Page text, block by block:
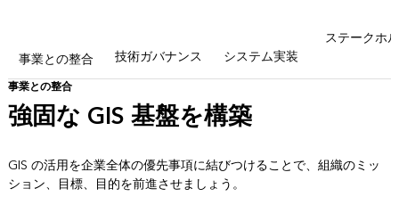
事業との整合 技術ガバナンス システム実装
ステークホ
事業との整合
強固な GIS 基盤を構築
GIS の活用を企業全体の優先事項に結びつけることで、組織のミッ
ション、目標、目的を前進させましょう。